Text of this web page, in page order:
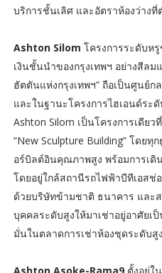
บริการชั้นเลิศ และอัตราห้องว่างที่
Ashton Silom โครงการระดับห
เงินชั้นนำของกรุงเทพฯ อย่างสีล
ฮัตตันแห่งกรุงเทพฯ” ถือเป็นศูนย์
และในฐานะโครงการไฮเอนด์ร
Ashton Silom เป็นโครงการเดีย
“New Sculpture Building” โดยทุ
อร์บิลต์อินคุณภาพสูง พร้อมการเดิ
โดยอยู่ใกล้สถานีรถไฟฟ้าบีทีเอสช่
ด้วยบริษัทข้ามชาติ ธนาคาร และ
บุคคลระดับสูงให้มาเช่าอยู่อาศัยเ
มั่นในตลาดการเช่าห้องชุดระดับสูง